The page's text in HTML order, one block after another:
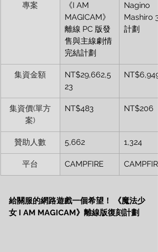
專案
《I AM
MAGICAM》
離線 PC 版發
售與主線劇情
完結計劃
Nagino
Mashiro
計劃
集資金額
NT$29,662,5
23
集資價(單方
案)
NT$483 NT$206
贊助人數 5,662 1,324
平台 CAMPFIRE CAMPFIRE
給關服的網路遊戲一個希望！ 《魔法少
女 I AM MAGICAM》離線版復刻計劃